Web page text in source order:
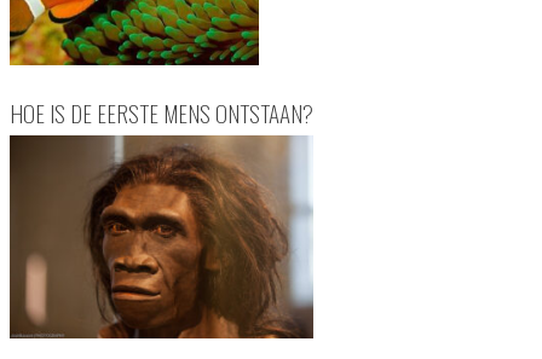
HOE IS DE EERSTE MENS ONTSTAAN?